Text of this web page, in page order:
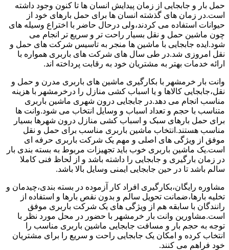
حمل بار و جابجایی از زمان پیدایش انسان ها تا کنون وجود داشته
است.در زمان های گذشته انسان ها برای حمل بارهای خود از
حیوانات استفاده می کردند،ولی درحال حاضر با اختراع وسیله های
چون ماشین حمل و نقل بسیار راحت تر و سریع تر انجام می
شود.ایده جابجایی با ماشین ها منجر به تاسیس شرکت های حمل و
نقل امروزی شد.در طی سال های شرکت های باربری همواره با
ارائه خدمات بهتر به مشتریان خود به رقابت پرداخته اند.
وانت بار خرمشهر با بکارگیری ماشین های باربری مدرن و حمل و
نقل،جابجایی کالاها و یا اسباب کشی منازل را درخرمشهر با هزینه
مناسب انجام می دهد.در جابجایی درون شهری ماشین باربری
متناسب با حجم و تعداد اسباب و وسایل انتخاب می شود.وانت ها
برای حمل بارهای سبک و اسباب کشی منازل درون شهرها بسیار
مناسب هستند.انتخاب ماشین باربری مناسب برای حمل و نقل
موفق از ویژگی های اصلی و مهم یک شرکت باربری حرفه ای
است.یک ماشین باربری خوب باید تجهیزات مربوط به بسته بندی بار
در زمان بارگیری و جابجایی را داشته باشد و از لحاظ فنی کاملا
سالم باشد تا در حین جابجایی ایمنی وسایل بالا باشد.
مشاوره رایگان،بکارگیری افراد کار آزموده در بسته بندی،چیدمان و
تخلیه بارها،ضمانت تحویل سالم و بدون نقص بارها و استفاده از
رانندگان با سابقه هم از ویژگی های یک شرکت باربری موفق
است.مشاورین وانت بار خرمشهر با حضور در محل مورد نظر با
توجه به حجم بار و مسافت جابجایی ماشین باربری مناسب را
انتخاب کرده و امکان یک جابجایی راحت و سریع را برای مشتریان
خود فراهم می کنند.